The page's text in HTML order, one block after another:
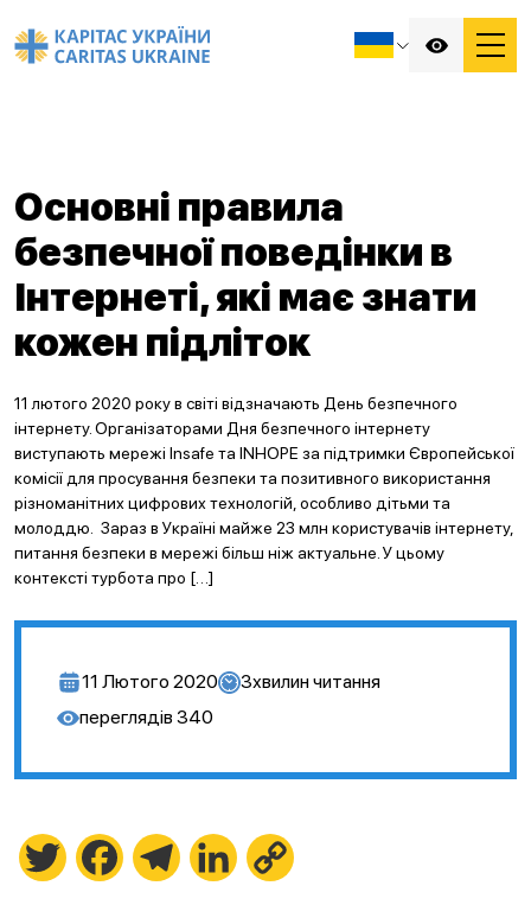
Основні правила
безпечної поведінки в
Інтернеті, які має знати
кожен підліток
11 лютого 2020 року в світі відзначають День безпечного
інтернету. Організаторами Дня безпечного інтернету
виступають мережі Insafe та INHOPE за підтримки Європейської
комісії для просування безпеки та позитивного використання
різноманітних цифрових технологій, особливо дітьми та
молоддю. Зараз в Україні майже 23 млн користувачів інтернету,
питання безпеки в мережі більш ніж актуальне. У цьому
контексті турбота про […]
11 Лютого 2020 3хвилин читання
переглядів 340
Twitter FacebookTelegramLinkedIn